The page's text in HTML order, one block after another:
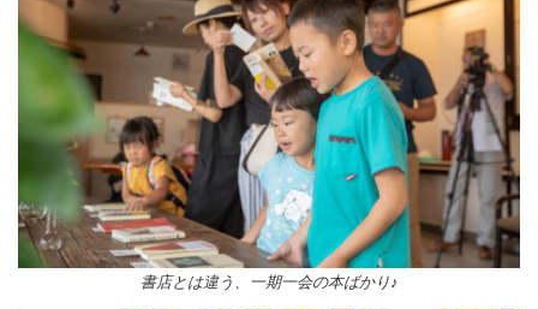
書店とは違う、一期一会の本ばかり♪